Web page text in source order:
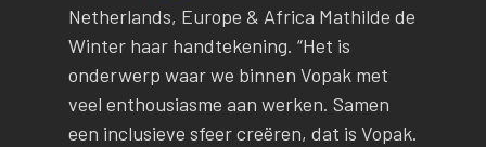
Netherlands, Europe & Africa Mathilde de
Winter haar handtekening. “Het is
onderwerp waar we binnen Vopak met
veel enthousiasme aan werken. Samen
een inclusieve sfeer creëren, dat is Vopak.